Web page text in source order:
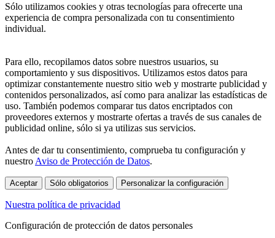
Sólo utilizamos cookies y otras tecnologías para ofrecerte una
experiencia de compra personalizada con tu consentimiento
individual.
Para ello, recopilamos datos sobre nuestros usuarios, su
comportamiento y sus dispositivos. Utilizamos estos datos para
optimizar constantemente nuestro sitio web y mostrarte publicidad y
contenidos personalizados, así como para analizar las estadísticas de
uso. También podemos comparar tus datos encriptados con
proveedores externos y mostrarte ofertas a través de sus canales de
publicidad online, sólo si ya utilizas sus servicios.
Antes de dar tu consentimiento, comprueba tu configuración y
nuestro Aviso de Protección de Datos.
Aceptar Sólo obligatorios Personalizar la configuración
Nuestra política de privacidad
Configuración de protección de datos personales